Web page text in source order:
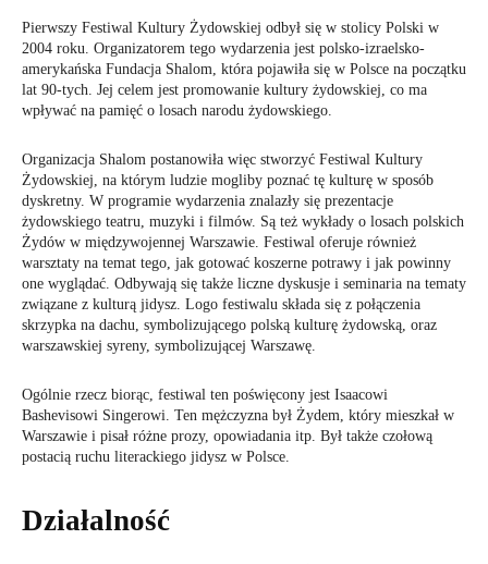
Pierwszy Festiwal Kultury Żydowskiej odbył się w stolicy Polski w
2004 roku. Organizatorem tego wydarzenia jest polsko-izraelsko-
amerykańska Fundacja Shalom, która pojawiła się w Polsce na początku
lat 90-tych. Jej celem jest promowanie kultury żydowskiej, co ma
wpływać na pamięć o losach narodu żydowskiego.
Organizacja Shalom postanowiła więc stworzyć Festiwal Kultury
Żydowskiej, na którym ludzie mogliby poznać tę kulturę w sposób
dyskretny. W programie wydarzenia znalazły się prezentacje
żydowskiego teatru, muzyki i filmów. Są też wykłady o losach polskich
Żydów w międzywojennej Warszawie. Festiwal oferuje również
warsztaty na temat tego, jak gotować koszerne potrawy i jak powinny
one wyglądać. Odbywają się także liczne dyskusje i seminaria na tematy
związane z kulturą jidysz. Logo festiwalu składa się z połączenia
skrzypka na dachu, symbolizującego polską kulturę żydowską, oraz
warszawskiej syreny, symbolizującej Warszawę.
Ogólnie rzecz biorąc, festiwal ten poświęcony jest Isaacowi
Bashevisowi Singerowi. Ten mężczyzna był Żydem, który mieszkał w
Warszawie i pisał różne prozy, opowiadania itp. Był także czołową
postacią ruchu literackiego jidysz w Polsce.
Działalność